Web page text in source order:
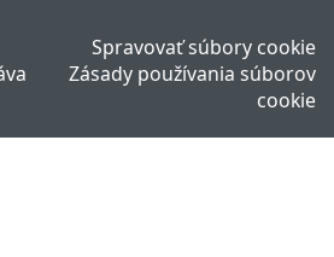
Spravovať súbory cookie
Zásady používania súborov
cookie